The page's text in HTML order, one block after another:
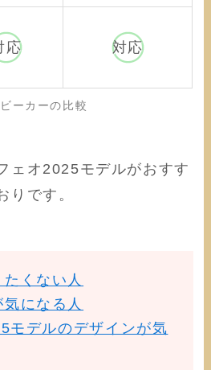
応 対応
ーカーの比較
ェオ2025モデルがおすす
りです。
くない人
になる人
モデルのデザインが気